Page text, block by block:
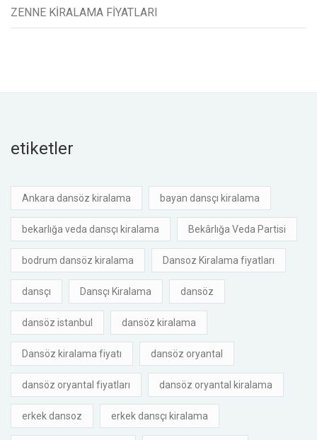
ZENNE KİRALAMA FİYATLARI
etiketler
Ankara dansöz kiralama bayan dansçı kiralama
bekarlığa veda dansçı kiralama Bekârlığa Veda Partisi
bodrum dansöz kiralama Dansoz Kiralama fiyatları
dansçı Dansçı Kiralama dansöz
dansöz istanbul dansöz kiralama
Dansöz kiralama fiyatı dansöz oryantal
dansöz oryantal fiyatları dansöz oryantal kiralama
erkek dansoz erkek dansçı kiralama